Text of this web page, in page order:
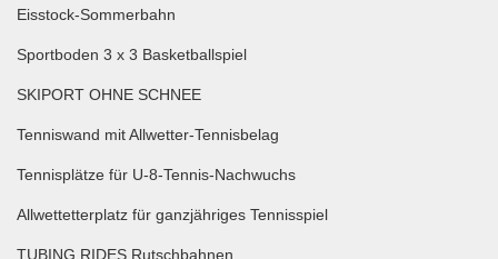
Eisstock-Sommerbahn
Sportboden 3 x 3 Basketballspiel
SKIPORT OHNE SCHNEE
Tenniswand mit Allwetter-Tennisbelag
Tennisplätze für U-8-Tennis-Nachwuchs
Allwettetterplatz für ganzjähriges Tennisspiel
TUBING RIDES Rutschbahnen